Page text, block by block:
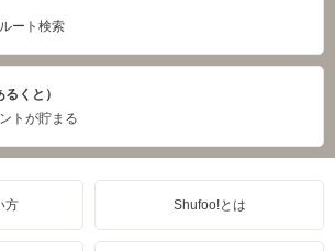
ート検索
くと）
トが貯まる
方 Shufoo!とは